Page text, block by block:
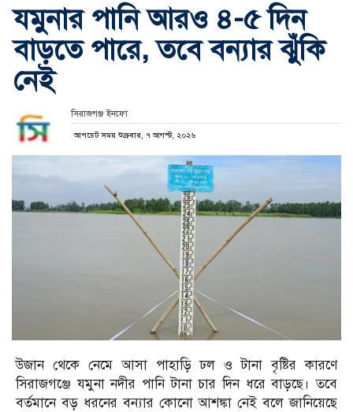
যমুনার পানি আরও ৪-৫ দিন
বাড়তে পারে, তবে বন্যার ঝুঁকি
নেই
সিরাজগঞ্জ ইনফো
আপডেট সময় শুক্রবার, ৭ আগস্ট, ২০২৬
উজান থেকে নেমে আসা পাহাড়ি ঢল ও টানা বৃষ্টির কারণে
সিরাজগঞ্জে যমুনা নদীর পানি টানা চার দিন ধরে বাড়ছে। তবে
বর্তমানে বড় ধরনের বন্যার কোনো আশঙ্কা নেই বলে জানিয়েছে